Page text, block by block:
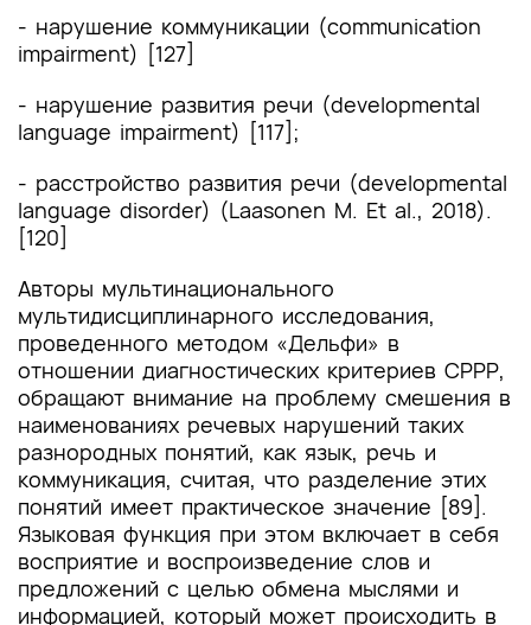
- нарушение коммуникации (communication
impairment) [127]
- нарушение развития речи (developmental
language impairment) [117];
- расстройство развития речи (developmental
language disorder) (Laasonen M. Et al., 2018).
[120]
Авторы мультинационального
мультидисциплинарного исследования,
проведенного методом «Дельфи» в
отношении диагностических критериев СРРР,
обращают внимание на проблему смешения в
наименованиях речевых нарушений таких
разнородных понятий, как язык, речь и
коммуникация, считая, что разделение этих
понятий имеет практическое значение [89].
Языковая функция при этом включает в себя
восприятие и воспроизведение слов и
предложений с целью обмена мыслями и
информацией, который может происходить в